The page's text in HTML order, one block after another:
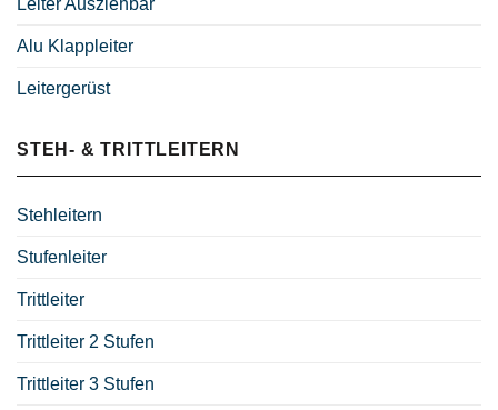
Leiter Ausziehbar
Alu Klappleiter
Leitergerüst
STEH- & TRITTLEITERN
Stehleitern
Stufenleiter
Trittleiter
Trittleiter 2 Stufen
Trittleiter 3 Stufen